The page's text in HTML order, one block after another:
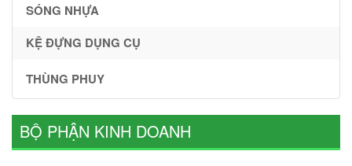
SÓNG NHỰA
KỆ ĐỰNG DỤNG CỤ
THÙNG PHUY
BỘ PHẬN KINH DOANH